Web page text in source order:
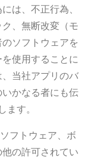
は、不正行為、
、無断改変（モ
ソフトウェアを
使用することに
当社アプリのバ
かなる者にも伝
す。
フトウェア、ボ
の許可されてい